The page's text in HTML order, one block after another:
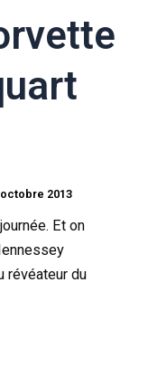
2013
Et on
révéateur du